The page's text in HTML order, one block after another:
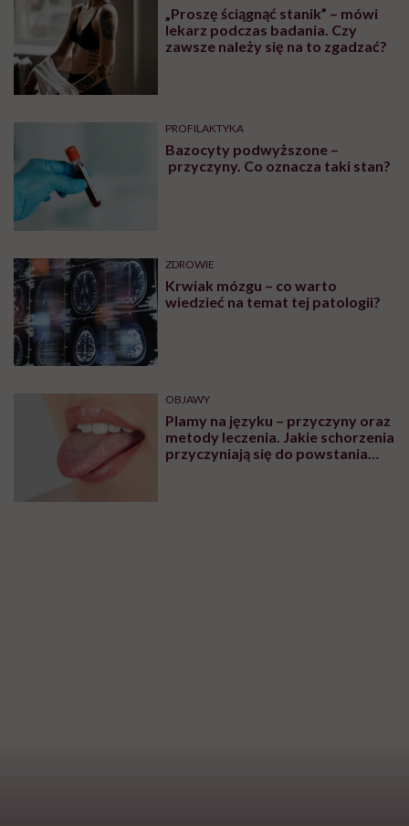
„Proszę ściągnąć stanik” – mówi
lekarz podczas badania. Czy
zawsze należy się na to zgadzać?
PROFILAKTYKA
Bazocyty podwyższone –
przyczyny. Co oznacza taki stan?
ZDROWIE
Krwiak mózgu – co warto
wiedzieć na temat tej patologii?
OBJAWY
Plamy na języku – przyczyny oraz
metody leczenia. Jakie schorzenia
przyczyniają się do powstania